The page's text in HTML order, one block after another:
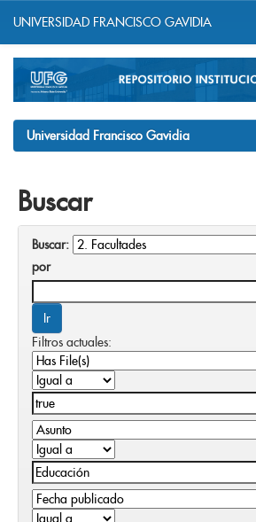
navigation
UNIVERSIDAD FRANCISCO GAVIDIA
Universidad Francisco Gavidia
Buscar
Buscar:
por
Filtros actuales: